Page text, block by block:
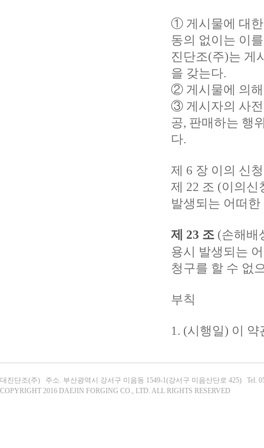
① 게시물에 대
동의 없이는 이
진단조(주)는 게
을 갖는다.
② 게시물에 의해
③ 게시자의 사전
공, 판매하는 행
다.
제 6 장 이의 신
제 22 조 (이의
발생되는 어떠
제 23 조 (손해배
용시 발생되는
청구를 할 수 없
부칙
1. (시행일) 이
대진단조(주) 주소. 부산광역시 강서구 미음동 1549-1(강서구 미음산단로 425) Tel.
COPYRIGHT 2016 DAEJIN FORGING CO., LTD. ALL RIGHTS RESERVED